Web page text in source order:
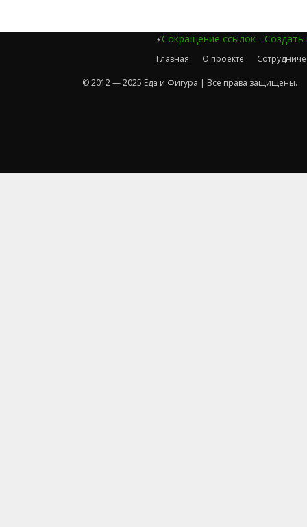
⚡Сокращение ссылок - Создать
Главная О проекте
© 2012 — 2025 Еда и Фигура | Все права защищены.